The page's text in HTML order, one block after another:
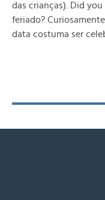
das crianças). Did
feriado?
data costuma ser